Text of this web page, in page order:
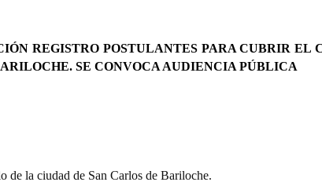
REGISTRO POSTULANTES PARA CUBRIR EL
SE CONVOCA AUDIENCIA PÚBLICA
de la ciudad de San Carlos de Bariloche.